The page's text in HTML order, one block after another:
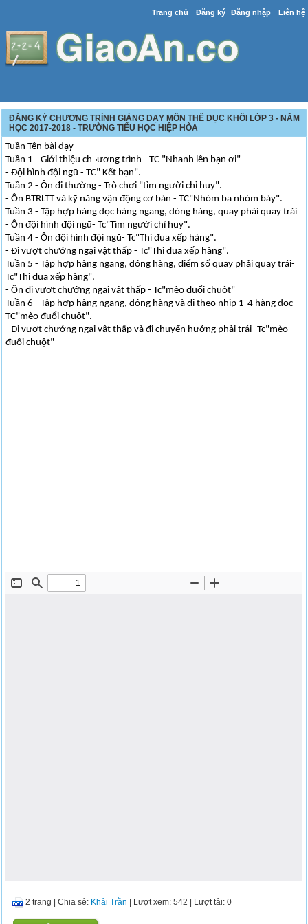
Trang chủ Đăng ký Đăng nhập Liên hệ
ĐĂNG KÝ CHƯƠNG TRÌNH GIẢNG DẠY MÔN THỂ DỤC KHỐI LỚP 3 - NĂM
HỌC 2017-2018 - TRƯỜNG TIỂU HỌC HIỆP HÒA
Tuần Tên bài dạy
Tuần 1 - Giới thiệu ch¬ương trình - TC "Nhanh lên bạn ơi"
- Đội hình đội ngũ - TC" Kết bạn".
Tuần 2 - Ôn đi thường - Trò chơi "tìm người chỉ huy".
- Ôn BTRLTT và kỹ năng vận động cơ bản - TC"Nhóm ba nhóm bảy".
Tuần 3 - Tập hợp hàng dọc hàng ngang, dóng hàng, quay phải quay trái
- Ôn đội hình đội ngũ- Tc"Tìm người chỉ huy".
Tuần 4 - Ôn đội hình đội ngũ- Tc"Thi đua xếp hàng".
- Đi vượt chướng ngại vật thấp - Tc"Thi đua xếp hàng".
Tuần 5 - Tập hợp hàng ngang, dóng hàng, điểm số quay phải quay trái-
Tc"Thi đua xếp hàng".
- Ôn đi vượt chướng ngại vật thấp - Tc"mèo đuổi chuột"
Tuần 6 - Tập hợp hàng ngang, dóng hàng và đi theo nhịp 1-4 hàng dọc-
TC"mèo đuổi chuột".
- Đi vượt chướng ngại vật thấp và đi chuyển hướng phải trái- Tc"mèo
đuổi chuột"
2 trang |Chia sẻ: Khải Trần | Lượt xem: 542 | Lượt tải: 0